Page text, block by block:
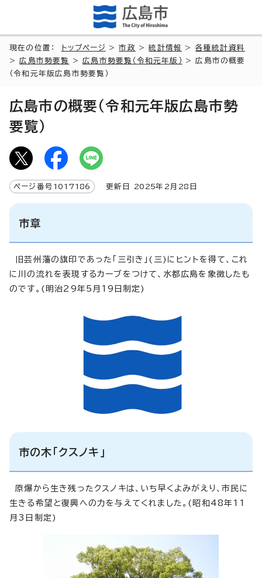
現在の位置： トップページ >市政 >統計情報 > 各種統計資料
>広島市勢要覧 >広島市勢要覧（令和元年版）
> 広島市の概要
（令和元年版広島市勢要覧）
広島市の概要（令和元年版広島市勢
要覧）
ページ番号 1017186 更新日 2025年2月 28 日
市章
旧芸州藩の旗印であった「三引き」(三)にヒントを得て、これ
に川の流れを表現するカーブをつけて、水都広島を象徴したも
のです。(明治29年5月19日制定)
市の木「クスノキ」
原爆から生き残ったクスノキは、いち早くよみがえり、市民に
生きる希望と復興への力を与えてくれました。(昭和48年11
月3日制定)